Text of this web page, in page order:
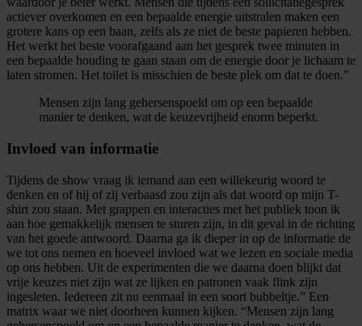
actiever overkomen en een bepaalde energie uitstralen maken een
grotere kans op een baan, zelfs als ze niet de beste papieren hebben.
Het werkt het beste voorafgaand aan het gesprek twee minuten in
een bepaalde houding te gaan staan om de energie door je lichaam te
laten stromen. Het toilet is misschien de beste plek om dat te doen.”
Mensen zijn lang gehersenspoeld om op een bepaalde
manier te denken, wat de keuzevrijheid enorm beperkt.
Invloed van informatie
Tijdens de show vraag ik iemand aan een willekeurig woord te
denken en of hij of zij verbaasd zou zijn als dat woord op mijn T-
shirt zou staan. Met grappen en interacties met het publiek toon ik
aan hoe gemakkelijk mensen te sturen zijn, in dit geval in de richting
van het goede antwoord. Daarna ga ik dieper in op de informatie de
we tot ons nemen en hoeveel invloed wat we lezen en sociale media
op ons hebben. Uit de experimenten die we daarna doen blijkt dat
vrije keuzes niet zijn wat ze lijken en patronen vaak flink zijn
ingesleten. Iedereen zit nu eenmaal in een soort bubbeltje.” Een
matrix waar we niet doorheen kunnen kijken. “Mensen zijn lang